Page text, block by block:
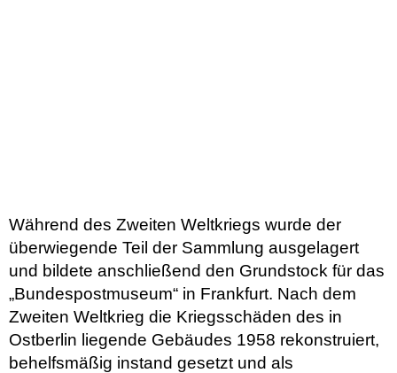
Während des Zweiten Weltkriegs wurde der
überwiegende Teil der Sammlung ausgelagert
und bildete anschließend den Grundstock für das
„Bundespostmuseum“ in Frankfurt. Nach dem
Zweiten Weltkrieg die Kriegsschäden des in
Ostberlin liegende Gebäudes 1958 rekonstruiert,
behelfsmäßig instand gesetzt und als